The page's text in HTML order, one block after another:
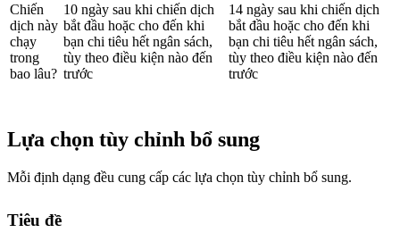
Chiến
dịch này
chạy
trong
bao lâu?
10 ngày sau khi chiến dịch
bắt đầu hoặc cho đến khi
bạn chi tiêu hết ngân sách,
tùy theo điều kiện nào đến
trước
14 ngày sau khi chiến dịch
bắt đầu hoặc cho đến khi
bạn chi tiêu hết ngân sách,
tùy theo điều kiện nào đến
trước
Lựa chọn tùy chỉnh bổ sung
Mỗi định dạng đều cung cấp các lựa chọn tùy chỉnh bổ sung.
Tiêu đề